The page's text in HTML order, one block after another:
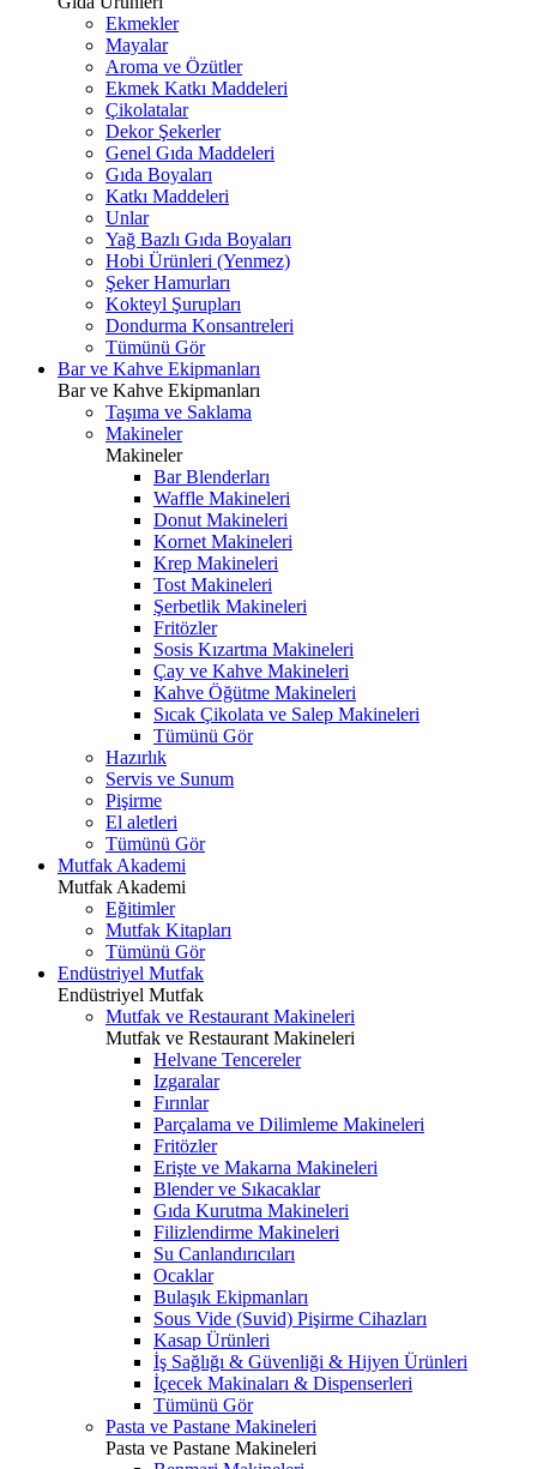
Ekmekler
Mayalar
Aroma ve Özütler
Ekmek Katkı Maddeleri
Çikolatalar
Dekor Şekerler
Genel Gıda Maddeleri
Gıda Boyaları
Katkı Maddeleri
Unlar
Yağ Bazlı Gıda Boyaları
Hobi Ürünleri (Yenmez)
Şeker Hamurları
Kokteyl Şurupları
Dondurma Konsantreleri
Tümünü Gör
Bar ve Kahve Ekipmanları
Bar ve Kahve Ekipmanları
Taşıma ve Saklama
Makineler
Makineler
Bar Blenderları
Waffle Makineleri
Donut Makineleri
Kornet Makineleri
Krep Makineleri
Tost Makineleri
Şerbetlik Makineleri
Fritözler
Sosis Kızartma Makineleri
Çay ve Kahve Makineleri
Kahve Öğütme Makineleri
Sıcak Çikolata ve Salep Makineleri
Tümünü Gör
Hazırlık
Servis ve Sunum
Pişirme
El aletleri
Tümünü Gör
Mutfak Akademi
Mutfak Akademi
Eğitimler
Mutfak Kitapları
Tümünü Gör
Endüstriyel Mutfak
Endüstriyel Mutfak
Mutfak ve Restaurant Makineleri
Mutfak ve Restaurant Makineleri
Helvane Tencereler
Izgaralar
Fırınlar
Parçalama ve Dilimleme Makineleri
Fritözler
Erişte ve Makarna Makineleri
Blender ve Sıkacaklar
Gıda Kurutma Makineleri
Filizlendirme Makineleri
Su Canlandırıcıları
Ocaklar
Bulaşık Ekipmanları
Sous Vide (Suvid) Pişirme Cihazları
Kasap Ürünleri
İş Sağlığı & Güvenliği & Hijyen Ürünleri
İçecek Makinaları & Dispenserleri
Tümünü Gör
Pasta ve Pastane Makineleri
Pasta ve Pastane Makineleri